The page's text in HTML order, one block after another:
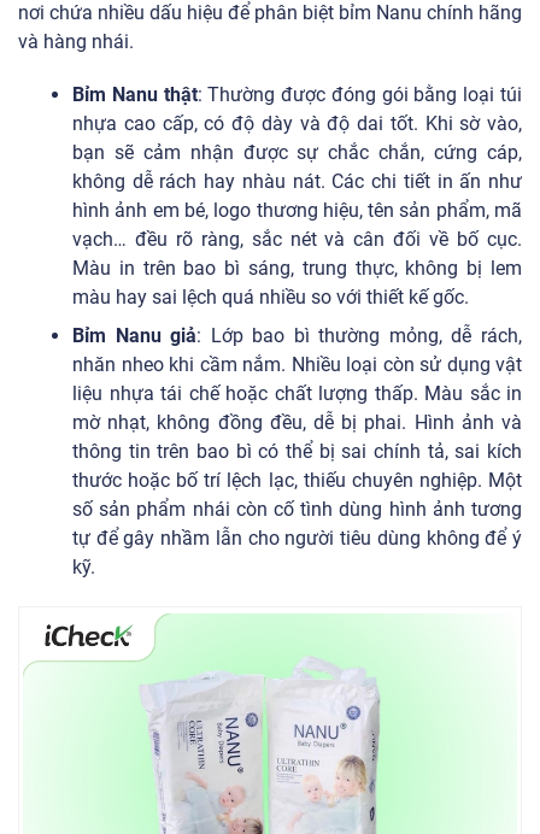
nơi chứa nhiều dấu hiệu để phân biệt bỉm Nanu chính hãng
và hàng nhái.
Bỉm Nanu thật: Thường được đóng gói bằng loại túi
nhựa cao cấp, có độ dày và độ dai tốt. Khi sờ vào,
bạn sẽ cảm nhận được sự chắc chắn, cứng cáp,
không dễ rách hay nhàu nát. Các chi tiết in ấn như
hình ảnh em bé, logo thương hiệu, tên sản phẩm, mã
vạch… đều rõ ràng, sắc nét và cân đối về bố cục.
Màu in trên bao bì sáng, trung thực, không bị lem
màu hay sai lệch quá nhiều so với thiết kế gốc.
Bỉm Nanu giả: Lớp bao bì thường mỏng, dễ rách,
nhăn nheo khi cầm nắm. Nhiều loại còn sử dụng vật
liệu nhựa tái chế hoặc chất lượng thấp. Màu sắc in
mờ nhạt, không đồng đều, dễ bị phai. Hình ảnh và
thông tin trên bao bì có thể bị sai chính tả, sai kích
thước hoặc bố trí lệch lạc, thiếu chuyên nghiệp. Một
số sản phẩm nhái còn cố tình dùng hình ảnh tương
tự để gây nhầm lẫn cho người tiêu dùng không để ý
kỹ.